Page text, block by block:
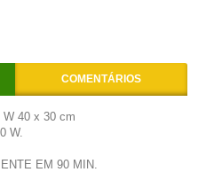
COMENTÁRIOS
W 40 x 30 cm
W.
EM 90 MIN.